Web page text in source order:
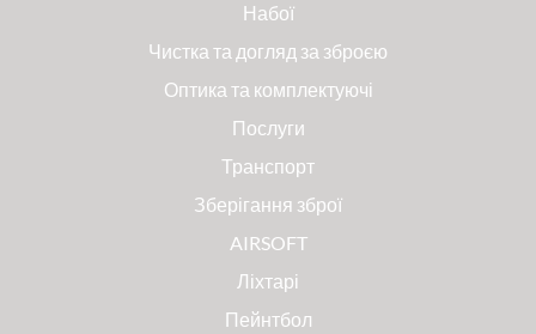
Набої
Чистка та догляд за зброєю
Оптика та комплектуючі
Послуги
Транспорт
Зберігання зброї
AIRSOFT
Ліхтарі
Пейнтбол